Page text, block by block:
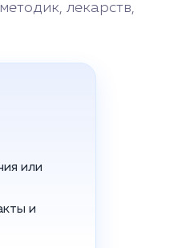
лекарств,
или
и